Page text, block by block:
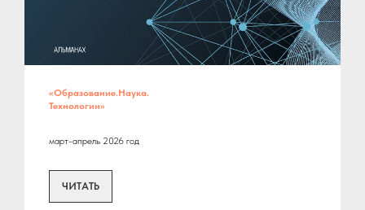
«Образование.Наука.
Технологии»
март-апрель 2026 год
ЧИТАТЬ